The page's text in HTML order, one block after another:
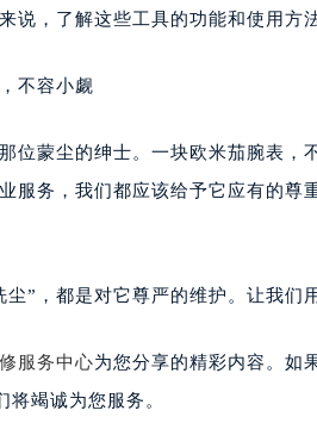
说，了解这些工具的功能和使用方
不容小觑
位蒙尘的绅士。一块欧米茄腕表
服务，我们都应该给予它应有的
”，都是对它尊严的维护。让我们
服务中心为您分享的精彩内容。如
竭诚为您服务。